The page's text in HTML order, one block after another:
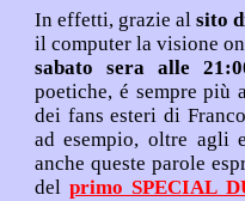
In effetti, grazie al sito
il computer la visione on
sabato sera alle
poetiche, é sempre più attiva e commossa la partecipazione
dei fans esteri di Franco Simone che scrivono in Facebook,
ad esempio, oltre agli elogi diretti ai brani firmati da lui,
anche queste parole espresse in diretta per la scorsa puntata
del
primo